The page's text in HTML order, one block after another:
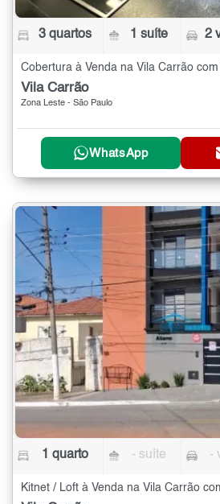
3 quartos 1 suíte 2
Cobertura à Venda na Vila Carrão
Vila Carrão
Zona Leste - São Paulo
WhatsApp
1 quarto - suíte -
Kitnet / Loft à Venda na Vila Carrão